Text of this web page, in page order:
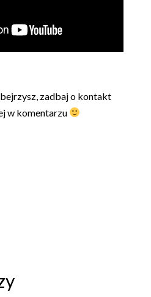
zadbaj o kontakt
w komentarzu